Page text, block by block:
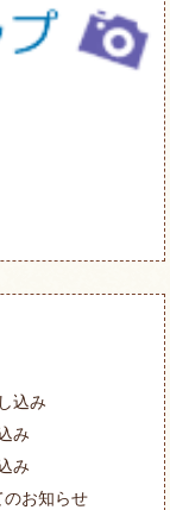
込み
み
み
のお知らせ